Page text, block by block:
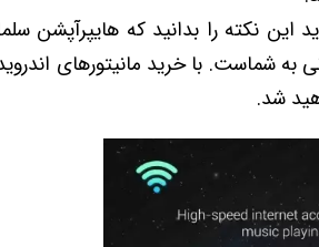
این نکته را بدانید که هایپرآپشن
شماست. با خرید مانیتورهای
شد.